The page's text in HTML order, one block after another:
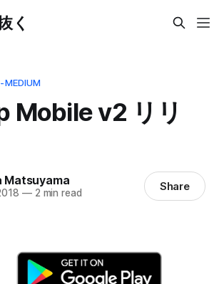
く
MEDIUM
Mobile v2 リリ
Matsuyama
—2 min read Share